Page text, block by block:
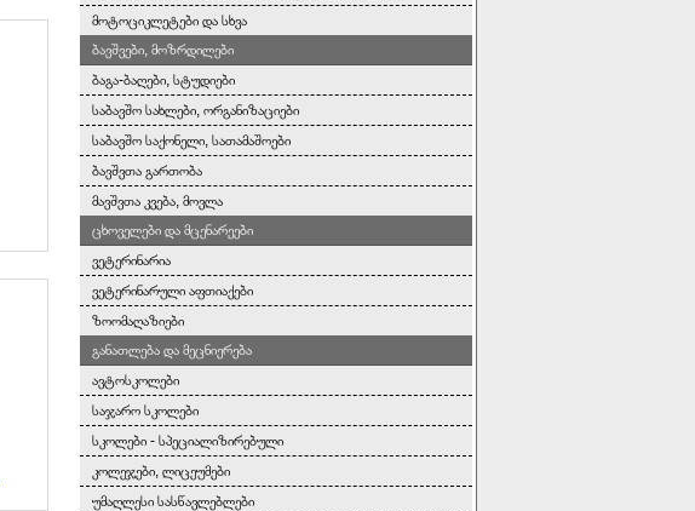
მოტოციკლეტები და სხვა
ბავშვები, მოზრდილები
ბაგა-ბაღები, სტუდიები
საბავშო სახლები, ორგანიზაციები
საბავშო საქონელი, სათამაშოები
ბავშვთა გართობა
მავშვთა კვება, მოვლა
ცხოველები და მცენარეები
ვეტერინარია
ვეტერინარული აფთიაქები
ზოომაღაზიები
განათლება და მეცნიერება
ავტოსკოლები
საჯარო სკოლები
სკოლები - სპეციალიზირებული
კოლეჯები, ლიცეუმები
უმაღლესი სასწავლებლები